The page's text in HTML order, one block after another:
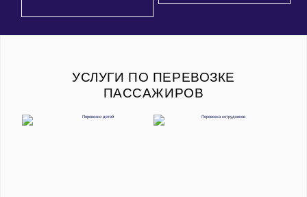
УСЛУГИ ПО ПЕРЕВОЗКЕ
ПАССАЖИРОВ